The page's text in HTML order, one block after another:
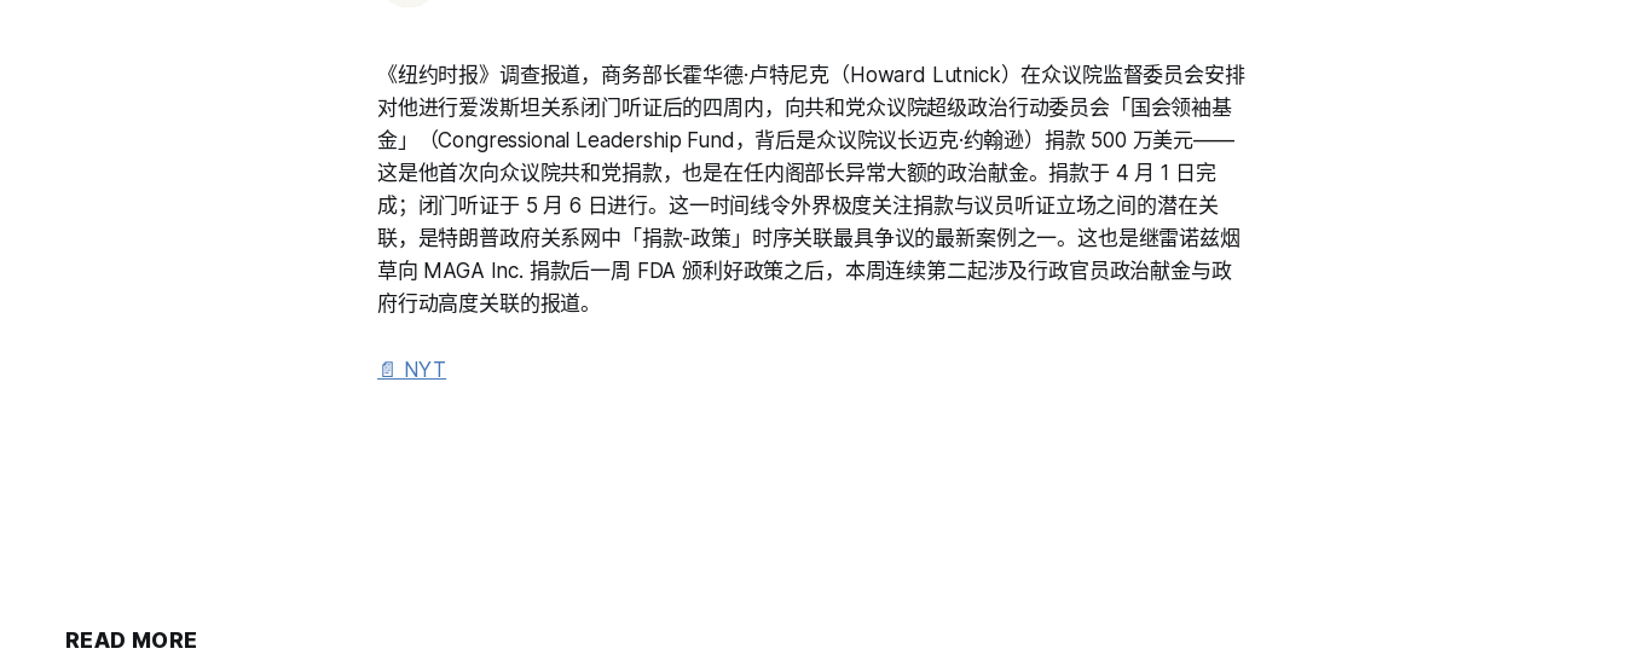
《纽约时报》调查报道，商务部长霍华德·卢特尼克（Howard Lutnick）在众议院监督委员会安排
对他进行爱泼斯坦关系闭门听证后的四周内，向共和党众议院超级政治行动委员会「国会领袖基
金」（Congressional Leadership Fund，背后是众议院议长迈克·约翰逊）捐款 500 万美元——
这是他首次向众议院共和党捐款，也是在任内阁部长异常大额的政治献金。捐款于 4 月 1 日完
成；闭门听证于 5 月 6 日进行。这一时间线令外界极度关注捐款与议员听证立场之间的潜在关
联，是特朗普政府关系网中「捐款-政策」时序关联最具争议的最新案例之一。这也是继雷诺兹烟
草向 MAGA Inc. 捐款后一周 FDA 颁利好政策之后，本周连续第二起涉及行政官员政治献金与政
府行动高度关联的报道。
📄 NYT
READ MORE